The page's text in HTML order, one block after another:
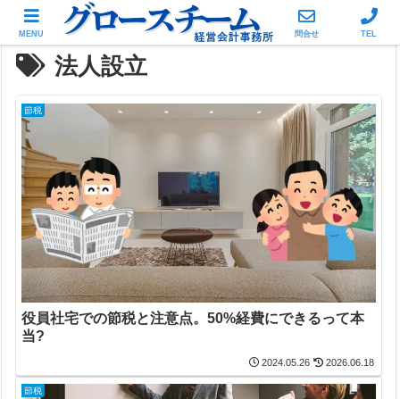
法人設立
節税
役員社宅での節税と注意点。50%経費にできるって本
当?
2024.05.26 2026.06.18
節税
MENU 問合せ TEL